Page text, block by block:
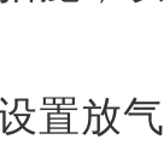
置放